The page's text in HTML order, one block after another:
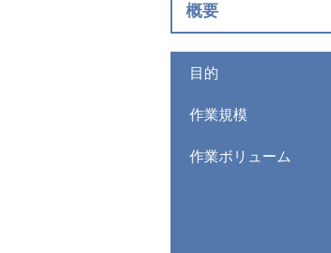
概要
目的
作業規模
作業ボリューム